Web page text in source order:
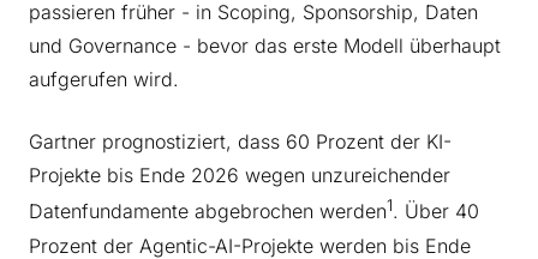
passieren früher - in Scoping, Sponsorship, Daten
und Governance - bevor das erste Modell überhaupt
aufgerufen wird.
Gartner prognostiziert, dass 60 Prozent der KI-
Projekte bis Ende 2026 wegen unzureichender
Datenfundamente abgebrochen werden1. Über 40
Prozent der Agentic-AI-Projekte werden bis Ende